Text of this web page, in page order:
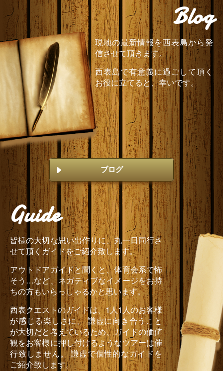
Blog
現地の最新情報を西表島から発
信させて頂きます。
西表島で有意義に過ごして頂く
お役に立てると、幸いです。
ブログ
Guide
皆様の大切な思い出作りに、丸一日同行さ
せて頂くガイドをご紹介致します。
アウトドアガイドと聞くと、体育会系で怖
そう…など、ネガティブなイメージをお持
ちの方もいらっしゃるかと思います。
西表クエストのガイドは、1人1人のお客様
が感じる楽しさに、 謙虚に向き合うこと
が大切だと考えているため、ガイドの価値
観をお客様に押し付けるようなツアーは催
行致しません。 謙虚で個性的なガイドを
ご紹介致します。